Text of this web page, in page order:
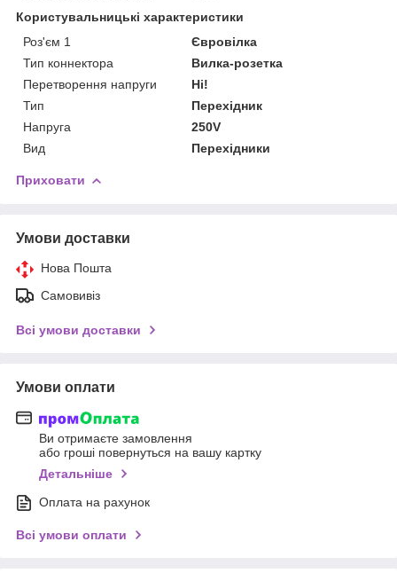
Користувальницькі характеристики
Роз'єм 1
Євровілка
Тип коннектора
Вилка-розетка
Перетворення напруги
Ні!
Тип
Перехідник
Напруга
250V
Вид
Перехідники
Приховати
Умови доставки
Нова Пошта
Самовивіз
Всі умови доставки
Умови оплати
Ви отримаєте замовлення
або гроші повернуться на вашу картку
Детальніше
Оплата на рахунок
Всі умови оплати